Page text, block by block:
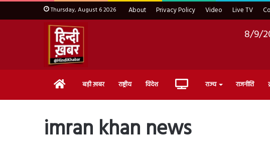
Thursday, August 6 2026 About Privacy Policy Video Live TV
8/9/
Home बड़ी ख़बर राष्ट्रीय विदेश Live राज्य राजनीति
imran khan news